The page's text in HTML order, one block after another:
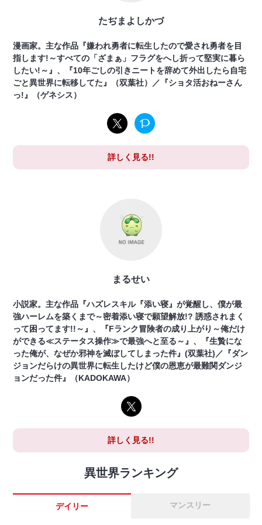
たぢまよしかづ
漫画家。主な作品『嫌われ勇者に転生したので愛され勇者を目
指します!～すべての「ざまぁ」フラグをへし折って堅実に暮ら
したい!～』、『10年ごしの引きニートを辞めて外出したら自宅
ごと異世界に転移してた』（双葉社）／『ショタ活おねーさん
っ!』（ゲネシス）
詳しく見る!!
まるせい
小説家。主な作品『ハズレスキル『添い寝』が覚醒し、僕が最
強ハーレムを築くまで～密着添い寝で願望解放!? 誘惑されまく
って困ってます!!～』、『Fランク冒険者の成り上がり～俺だけ
ができる≪ステータス操作≫で最強へと至る～』、『生贄にな
った俺が、なぜか邪神を滅ぼしてしまった件』(双葉社)／『ダン
ジョンだらけの異世界に転生したけど僕の恩恵が最難関ダンジ
ョンだった件』（KADOKAWA）
詳しく見る!!
異世界ランキング
デイリー マンスリー